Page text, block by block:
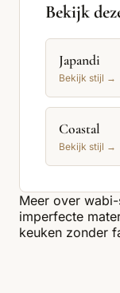
Bekijk
Japandi
Bekijk stijl →
Coastal
Bekijk stijl →
Meer over
imperfecte
keuken zonder